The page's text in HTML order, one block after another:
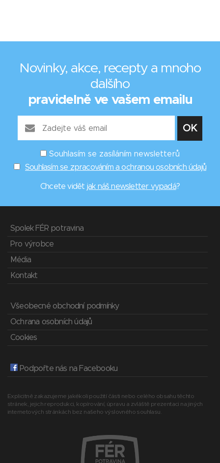
Novinky, akce, recepty a mnoho
dalšího
pravidelně ve vašem emailu
Souhlasím se zasíláním newsletterů
Souhlasím se zpracováním a ochranou osobních údajů
Chcete vidět jak náš newsletter vypadá?
Spolek FÉR potravina
Pro výrobce
Média
Kontakt
Všeobecné obchodní podmínky
Ochrana osobních údajů
Cookies
Podpořte nás na Facebooku
Explicitně zakazujeme jakékoli použití části nebo celého obsahu těchto
stránek, jejich reprodukci, kopírování, úpravu a zvláště prezentaci na jiných
internetových stránkách bez našeho výslovného souhlasu.